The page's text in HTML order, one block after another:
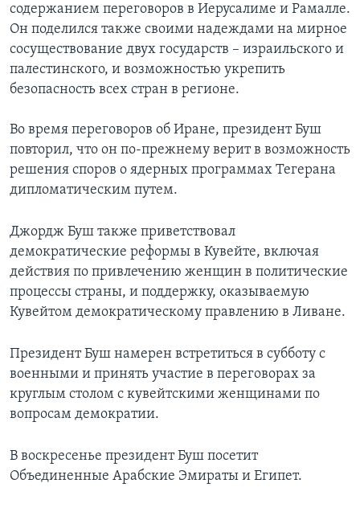
содержанием переговоров в Иерусалиме и Рамалле.
Он поделился также своими надеждами на мирное
сосуществование двух государств – израильского и
палестинского, и возможностью укрепить
безопасность всех стран в регионе.
Во время переговоров об Иране, президент Буш
повторил, что он по-прежнему верит в возможность
решения споров о ядерных программах Тегерана
дипломатическим путем.
Джордж Буш также приветствовал
демократические реформы в Кувейте, включая
действия по привлечению женщин в политические
процессы страны, и поддержку, оказываемую
Кувейтом демократическому правлению в Ливане.
Президент Буш намерен встретиться в субботу с
военными и принять участие в переговорах за
круглым столом с кувейтскими женщинами по
вопросам демократии.
В воскресенье президент Буш посетит
Объединенные Арабские Эмираты и Египет.